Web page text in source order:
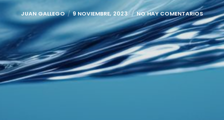
JUAN GALLEGO 9 NOVIEMBRE, 2023 NO HAY COMENTARIOS